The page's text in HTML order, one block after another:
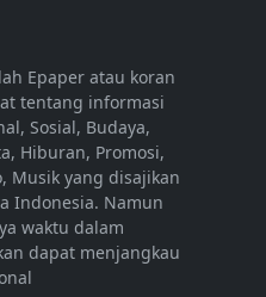
Epaper atau koran
tentang informasi
Sosial, Budaya,
Hiburan, Promosi,
Musik yang disajikan
Indonesia. Namun
waktu dalam
dapat menjangkau